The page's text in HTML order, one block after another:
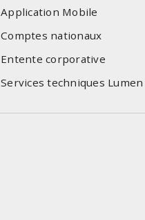
Application Mobile
Comptes nationaux
Entente corporative
Services techniques Lumen